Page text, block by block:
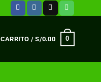
CARRITO /S/0.00 0